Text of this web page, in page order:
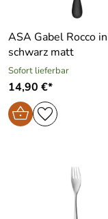
ASA Gabel Rocco in
schwarz matt
Sofort lieferbar
14,90 €*